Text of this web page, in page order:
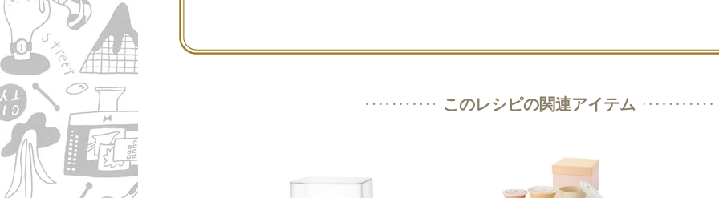
このレシピの関連アイテム